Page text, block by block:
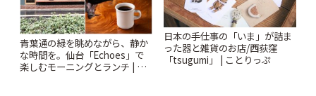
青葉通の緑を眺めながら、静か
な時間を。仙台「Echoes」で
楽しむモーニングとランチ | こ
日本の手仕事の「いま」が詰ま
った器と雑貨のお店/西荻窪
「tsugumi」 | ことりっぷ